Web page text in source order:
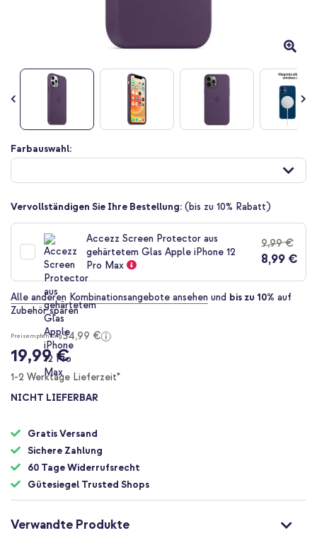
Zum
Anfang
Bildgalerie
springen
Farbauswahl:
Vervollständigen Sie Ihre Bestellung: (bis zu 10% Rabatt)
Accezz Screen Protector aus
gehärtetem Glas Apple iPhone 12
Pro Max
9,99 €
8,99 €
Alle anderen Kombinationsangebote ansehen und bis zu 10% auf
Zubehör sparen
Preisempfehlung34,99 €
19,99 €
1-2 Werktage Lieferzeit*
NICHT LIEFERBAR
Gratis Versand
Sichere Zahlung
60 Tage Widerrufsrecht
Gütesiegel Trusted Shops
Verwandte Produkte